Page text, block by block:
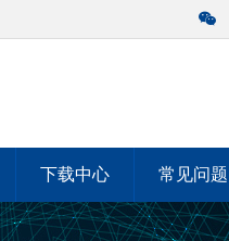
下载中心 常见问题